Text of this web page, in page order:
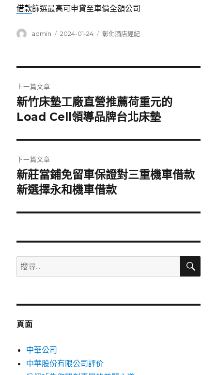
借款篩選最高可申貸至車價全額公司
作
admin
發
2024-01-24
分
彰化酒店經紀
章
導
覽
上一篇文章
上
一
文
章:
新竹床墊工廠直營推薦荷重元的
Load Cell領導品牌台北床墊
下一篇文章
下
一
文
新莊當鋪免留車保證對三重機車借款
新選擇永和機車借款
搜
尋
鍵
搜
頁面
中華公司
中華股份有限公司評价